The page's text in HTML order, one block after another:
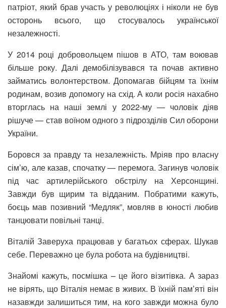
патріот, який брав участь у революціях і ніколи не був
осторонь всього, що стосувалось української
незалежності.
У 2014 році добровольцем пішов в АТО, там воював
більше року. Далі демобілізувався та почав активно
займатись волонтерством. Допомагав бійцям та їхнім
родинам, возив допомогу на схід. А коли росія нахабно
вторглась на наші землі у 2022-му — чоловік діяв
рішуче — став воїном одного з підрозділів Сил оборони
України.
Боровся за правду та незалежність. Мріяв про власну
сім’ю, але казав, спочатку — перемога. Загинув чоловік
під час артилерійського обстрілу на Херсонщині.
Завжди був щирим та відданим. Побратими кажуть,
боєць мав позивний “Медляк”, мовляв в юності любив
танцювати повільні танці.
Віталій Заверуха працював у багатьох сферах. Шукав
себе. Переважно це була робота на будівництві.
Знайомі кажуть, посмішка – це його візитівка. А зараз
не вірять, що Віталія немає в живих. В їхній пам’яті він
назавжди залишиться тим, на кого завжди можна було